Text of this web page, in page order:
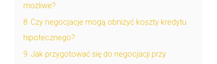
możliwe?
8 Czy negocjacje mogą obniżyć koszty kredytu
hipotecznego?
9 Jak przygotować się do negocjacji przy